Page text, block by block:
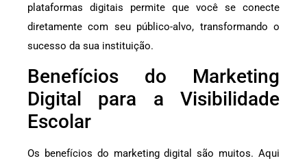
plataformas digitais permite que você se conecte
diretamente com seu público-alvo, transformando o
sucesso da sua instituição.
Benefícios do Marketing
Digital para a Visibilidade
Escolar
Os benefícios do marketing digital são muitos. Aqui